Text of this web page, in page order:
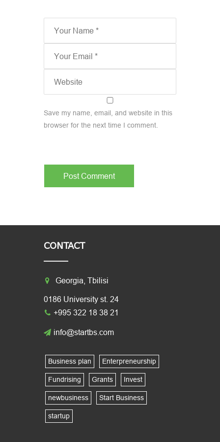
Save my name, email, and website in this
browser for the next time I comment.
CONTACT
Georgia, Tbilisi
0186 University st. 24
+995 322 18 38 21
info@startbs.com
Business plan Enterpreneurship
Fundrising Grants Invest
newbusiness Start Business
startup